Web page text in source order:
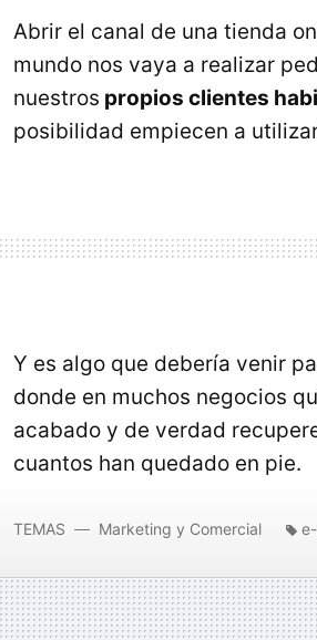
Abrir el canal de una tienda
mundo nos vaya a realizar
nuestros propios clientes
posibilidad empiecen a
Y es algo que debería venir
donde en muchos negocios
acabado y de verdad
cuantos han quedado en pie.
TEMAS Marketing y Comercial